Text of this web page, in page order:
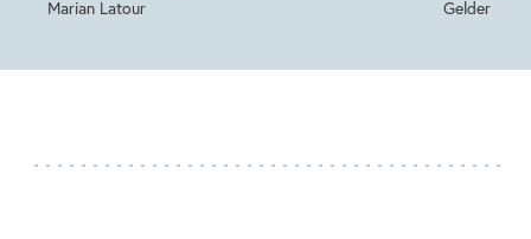
Marian Latour
Gelder